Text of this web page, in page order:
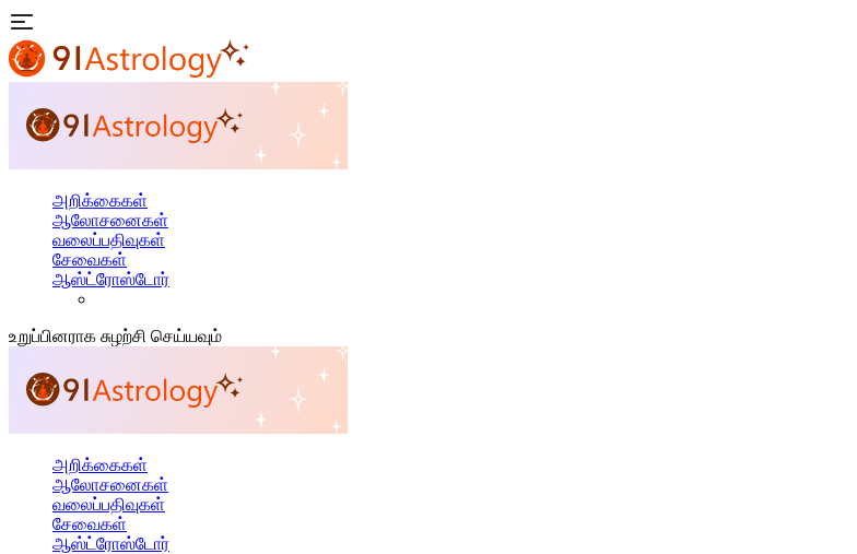
அறிக்கைகள்
ஆலோசனைகள்
வலைப்பதிவுகள்
சேவைகள்
ஆஸ்ட்ரோஸ்டோர்
உறுப்பினராக சுழற்சி செய்யவும்
அறிக்கைகள்
ஆலோசனைகள்
வலைப்பதிவுகள்
சேவைகள்
ஆஸ்ட்ரோஸ்டோர்